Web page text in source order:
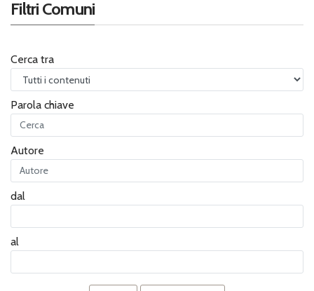
Filtri Comuni
Cerca tra
Parola chiave
Autore
dal
al